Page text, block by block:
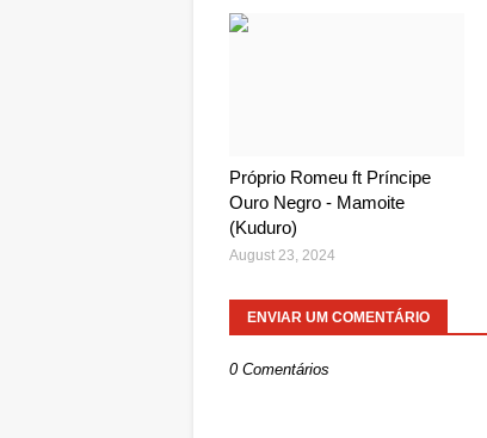
Próprio Romeu ft Príncipe
Ouro Negro - Mamoite
(Kuduro)
August 23, 2024
ENVIAR UM COMENTÁRIO
0 Comentários